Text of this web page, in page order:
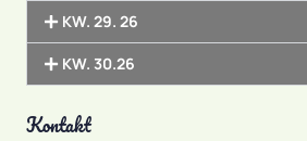
KW. 29. 26
KW. 30.26
Kontakt